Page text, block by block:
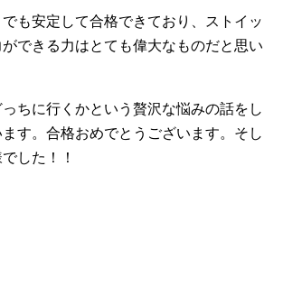
も安定して合格できており、ストイッ
できる力はとても偉大なものだと思い
ちに行くかという贅沢な悩みの話をし
す。合格おめでとうございます。そし
した！！